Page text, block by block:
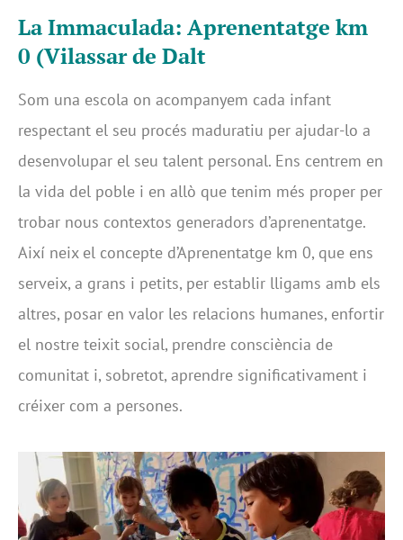
La Immaculada: Aprenentatge km
0 (Vilassar de Dalt
Som una escola on acompanyem cada infant
respectant el seu procés maduratiu per ajudar-lo a
desenvolupar el seu talent personal. Ens centrem en
la vida del poble i en allò que tenim més proper per
trobar nous contextos generadors d’aprenentatge.
Així neix el concepte d’Aprenentatge km 0, que ens
serveix, a grans i petits, per establir lligams amb els
altres, posar en valor les relacions humanes, enfortir
el nostre teixit social, prendre consciència de
comunitat i, sobretot, aprendre significativament i
créixer com a persones.